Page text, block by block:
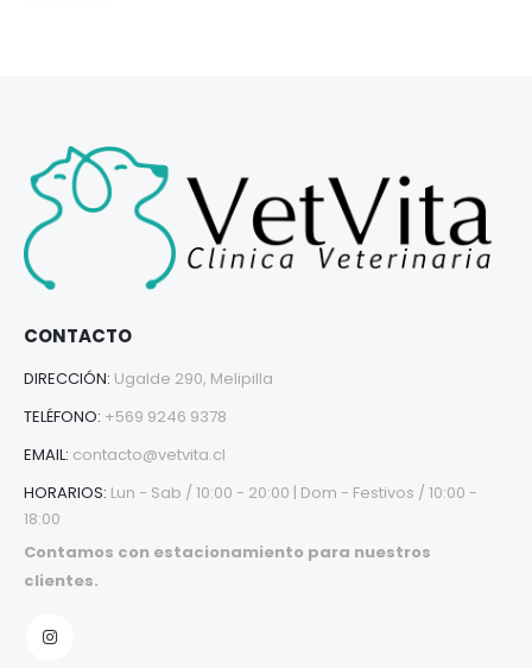
CONTACTO
DIRECCIÓN: Ugalde 290, Melipilla
TELÉFONO: +569 9246 9378
EMAIL: contacto@vetvita.cl
HORARIOS: Lun - Sab / 10:00 - 20:00 | Dom - Festivos / 10:00 -
18:00
Contamos con estacionamiento para nuestros
clientes.